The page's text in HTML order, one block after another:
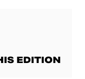
EDITION